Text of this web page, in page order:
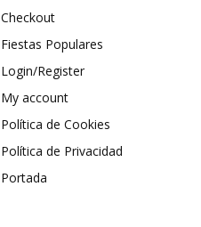
Checkout
Fiestas Populares
Login/Register
My account
Política de Cookies
Política de Privacidad
Portada